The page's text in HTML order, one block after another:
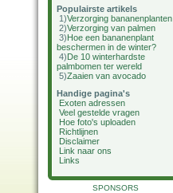
Populairste artikels
1)Verzorging bananenplanten
2)Verzorging van palmen
3)Hoe een bananenplant
beschermen in de winter?
4)De 10 winterhardste
palmbomen ter wereld
5)Zaaien van avocado
Handige pagina's
Exoten adressen
Veel gestelde vragen
Hoe foto's uploaden
Richtlijnen
Disclaimer
Link naar ons
Links
SPONSORS